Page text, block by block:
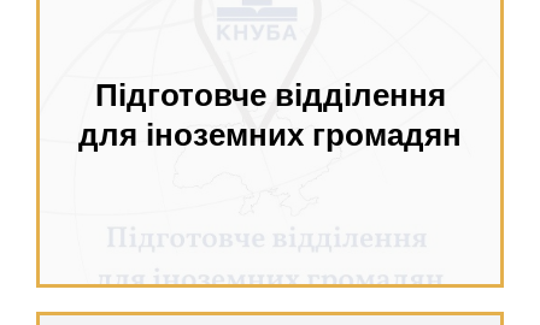
Підготовче відділення
для іноземних громадян